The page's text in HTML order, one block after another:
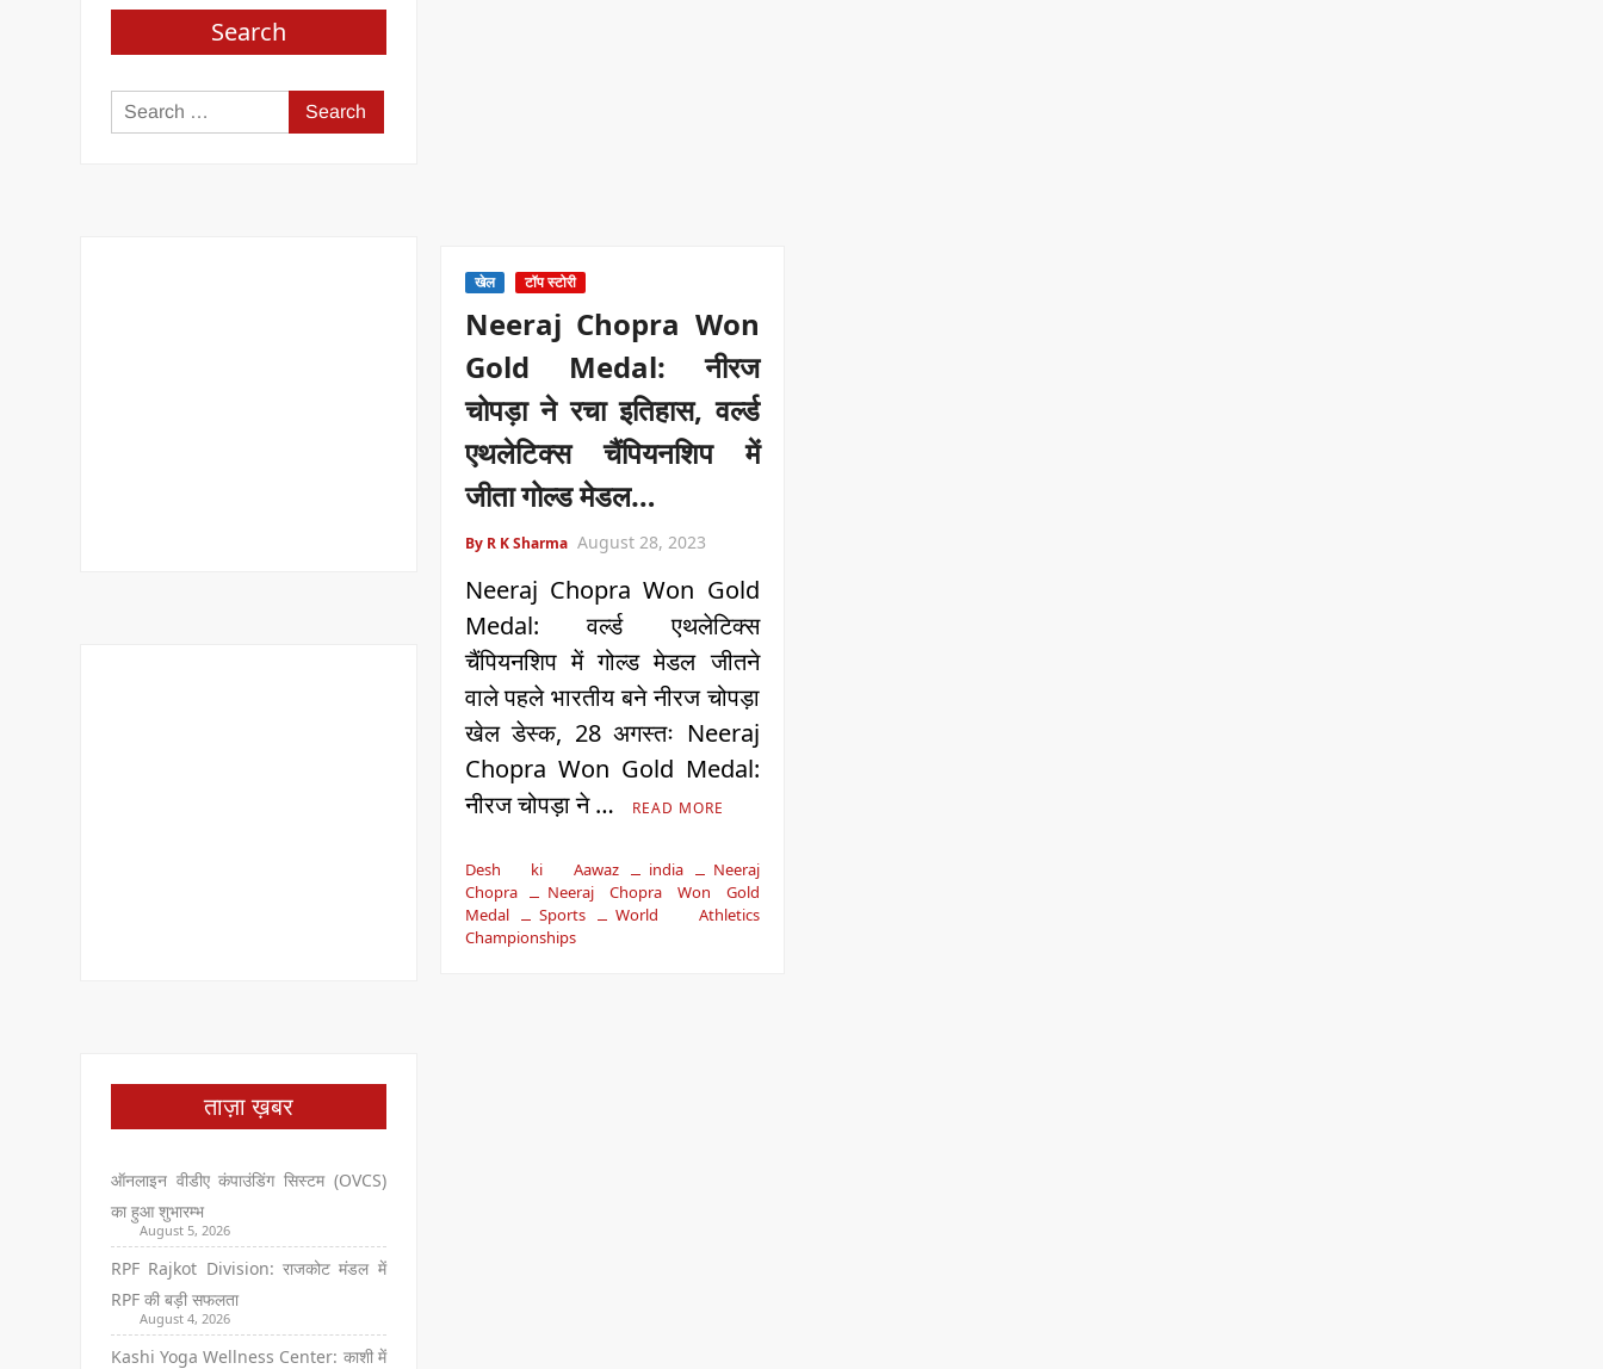
खेल टॉप स्टोरी
Neeraj Chopra Won
Gold Medal: नीरज
चोपड़ा ने रचा इतिहास, वर्ल्ड
एथलेटिक्स चैंपियनशिप में
जीता गोल्ड मेडल…
By R K Sharma August 28, 2023
Neeraj Chopra Won Gold
Medal: वर्ल्ड एथलेटिक्स
चैंपियनशिप में गोल्ड मेडल जीतने
वाले पहले भारतीय बने नीरज चोपड़ा
खेल डेस्क, 28 अगस्तः Neeraj
Chopra Won Gold Medal:
नीरज चोपड़ा ने …
READ MORE
Desh ki Aawaz india
Neeraj
Chopra
Neeraj Chopra Won Gold
Medal
Sports
World Athletics
Championships
Search
Search
for:
ताज़ा ख़बर
ऑनलाइन वीडीए कंपाउंडिंग सिस्टम (OVCS)
का हुआ शुभारम्भ
August 5, 2026
RPF Rajkot Division: राजकोट मंडल में
RPF की बड़ी सफलता
August 4, 2026
Kashi Yoga Wellness Center: काशी में